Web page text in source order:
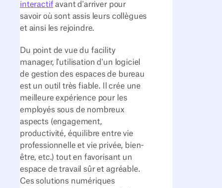
interactifavant d'arriver pour
savoir où sont assis leurs collègues
et ainsi les rejoindre.
Du point de vue du facility
manager, l'utilisation d'un logiciel
de gestion des espaces de bureau
est un outil très fiable. Il crée une
meilleure expérience pour les
employés sous de nombreux
aspects (engagement,
productivité, équilibre entre vie
professionnelle et vie privée, bien-
être, etc.) tout en favorisant un
espace de travail sûr et agréable.
Ces solutions numériques